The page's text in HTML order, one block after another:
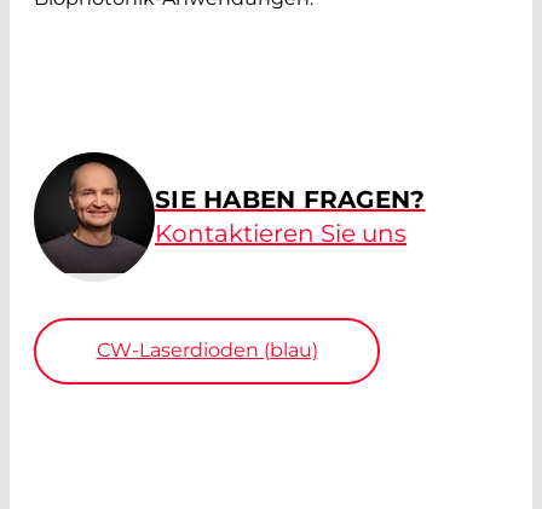
SIE HABEN FRAGEN?
Kontaktieren Sie uns
CW-Laserdioden (blau)